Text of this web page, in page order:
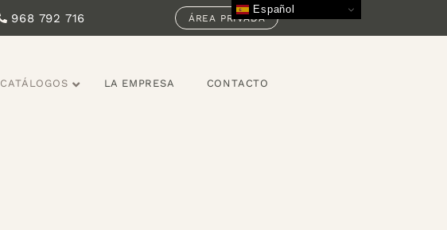
968 792 716 ÁREA PRIVADA
CATÁLOGOS LA EMPRESA CONTACTO
Español